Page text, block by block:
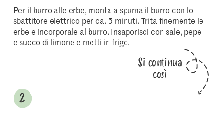
Per il burro alle erbe, monta a spuma il burro con lo
sbattitore elettrico per ca. 5 minuti. Trita finemente le
erbe e incorporale al burro. Insaporisci con sale, pepe
e succo di limone e metti in frigo.
Si continua
così